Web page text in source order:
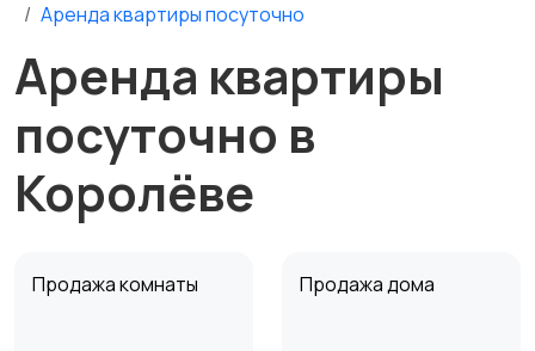
Аренда квартиры посуточно
Аренда квартиры
посуточно в
Королёве
Продажа комнаты Продажа дома